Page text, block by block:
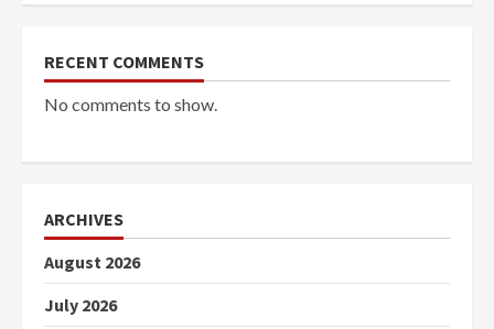
RECENT COMMENTS
No comments to show.
ARCHIVES
August 2026
July 2026